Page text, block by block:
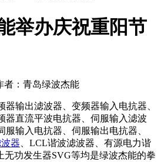
举办庆祝重阳节
者：青岛绿波杰能
器输出滤波器、变频器输入电抗器、
器直流平波电抗器、伺服输入滤波
服输入电抗器、伺服输出电抗器、
器 、LCL谐波滤波器、有源电力谐
无功发生器SVG等均是绿波杰能的拳